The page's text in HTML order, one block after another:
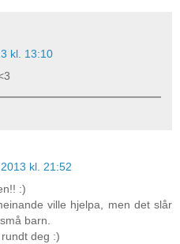
kl. 13:10
kl. 21:52
:)
ville hjelpa, men det slår
barn.
deg :)